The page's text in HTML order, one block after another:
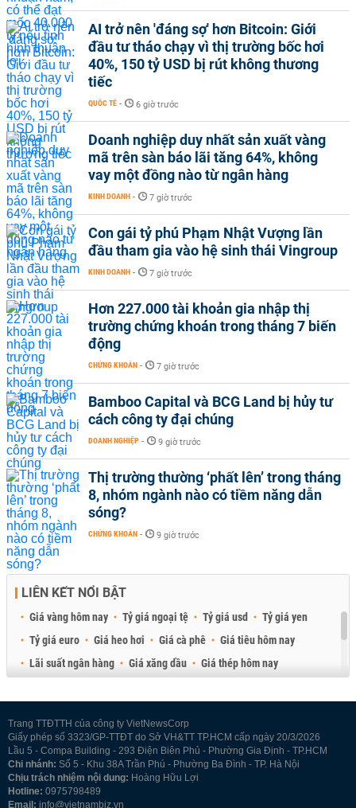
AI trở nên 'đáng sợ' hơn Bitcoin: Giới
đầu tư tháo chạy vì thị trường bốc hơi
40%, 150 tỷ USD bị rút không thương
tiếc
QUỐC TẾ - 6 giờ trước
Doanh nghiệp duy nhất sản xuất vàng
mã trên sàn báo lãi tăng 64%, không
vay một đồng nào từ ngân hàng
KINH DOANH - 7 giờ trước
Con gái tỷ phú Phạm Nhật Vượng lần
đầu tham gia vào hệ sinh thái Vingroup
KINH DOANH - 7 giờ trước
Hơn 227.000 tài khoản gia nhập thị
trường chứng khoán trong tháng 7 biến
động
CHỨNG KHOÁN - 7 giờ trước
Bamboo Capital và BCG Land bị hủy tư
cách công ty đại chúng
DOANH NGHIỆP - 9 giờ trước
Thị trường thường ‘phất lên’ trong tháng
8, nhóm ngành nào có tiềm năng dẫn
sóng?
CHỨNG KHOÁN - 9 giờ trước
LIÊN KẾT NỔI BẬT
Giá vàng hôm nay Tỷ giá ngoại tệ Tỷ giá usd
Tỷ giá yen
Tỷ giá euro
Giá heo hơi Giá cà phê
Giá tiêu hôm nay
Lãi suất ngân hàng
Giá xăng dầu
Giá thép hôm nay
Trang TTĐTTH của công ty VietNewsCorp
Giấy phép số 3323/GP-TTĐT do Sở VH&TT TP.HCM cấp ngày 20/3/2026
Lầu 5 - Compa Building - 293 Điện Biên Phủ - Phường Gia Định - TP.HCM
Chi nhánh: Số 5 - Khu 38A Trần Phú - Phường Ba Đình - TP. Hà Nội
Chịu trách nhiệm nội dung: Hoàng Hữu Lợi
Hotline: 0975798489
Email: info@vietnambiz.vn